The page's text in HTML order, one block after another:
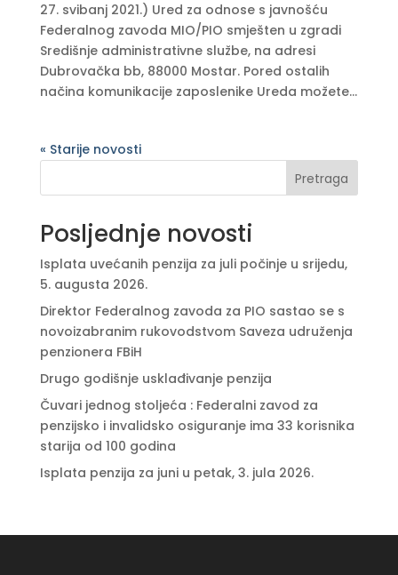
27. svibanj 2021.) Ured za odnose s javnošću
Federalnog zavoda MIO/PIO smješten u zgradi
Središnje administrativne službe, na adresi
Dubrovačka bb, 88000 Mostar. Pored ostalih
načina komunikacije zaposlenike Ureda možete...
« Older Entries
Pretraga
Posljednje novosti
Isplata uvećanih penzija za juli počinje u srijedu,
5. augusta 2026.
Direktor Federalnog zavoda za PIO sastao se s
novoizabranim rukovodstvom Saveza udruženja
penzionera FBiH
Drugo godišnje usklađivanje penzija
Čuvari jednog stoljeća : Federalni zavod za
penzijsko i invalidsko osiguranje ima 33 korisnika
starija od 100 godina
Isplata penzija za juni u petak, 3. jula 2026.